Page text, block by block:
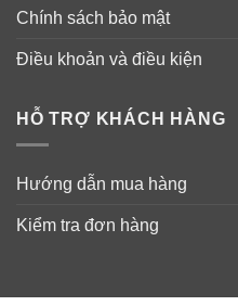
Chính sách bảo mật
Điều khoản và điều kiện
HỖ TRỢ KHÁCH HÀNG
Hướng dẫn mua hàng
Kiểm tra đơn hàng